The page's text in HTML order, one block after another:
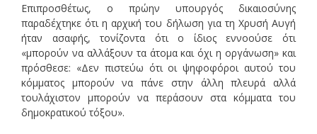
Επιπροσθέτως, ο πρώην υπουργός δικαιοσύνης
παραδέχτηκε ότι η αρχική του δήλωση για τη Χρυσή Αυγή
ήταν ασαφής, τονίζοντα ότι ο ίδιος εννοούσε ότι
«μπορούν να αλλάξουν τα άτομα και όχι η οργάνωση» και
πρόσθεσε: «Δεν πιστεύω ότι οι ψηφοφόροι αυτού του
κόμματος μπορούν να πάνε στην άλλη πλευρά αλλά
τουλάχιστον μπορούν να περάσουν στα κόμματα του
δημοκρατικού τόξου».